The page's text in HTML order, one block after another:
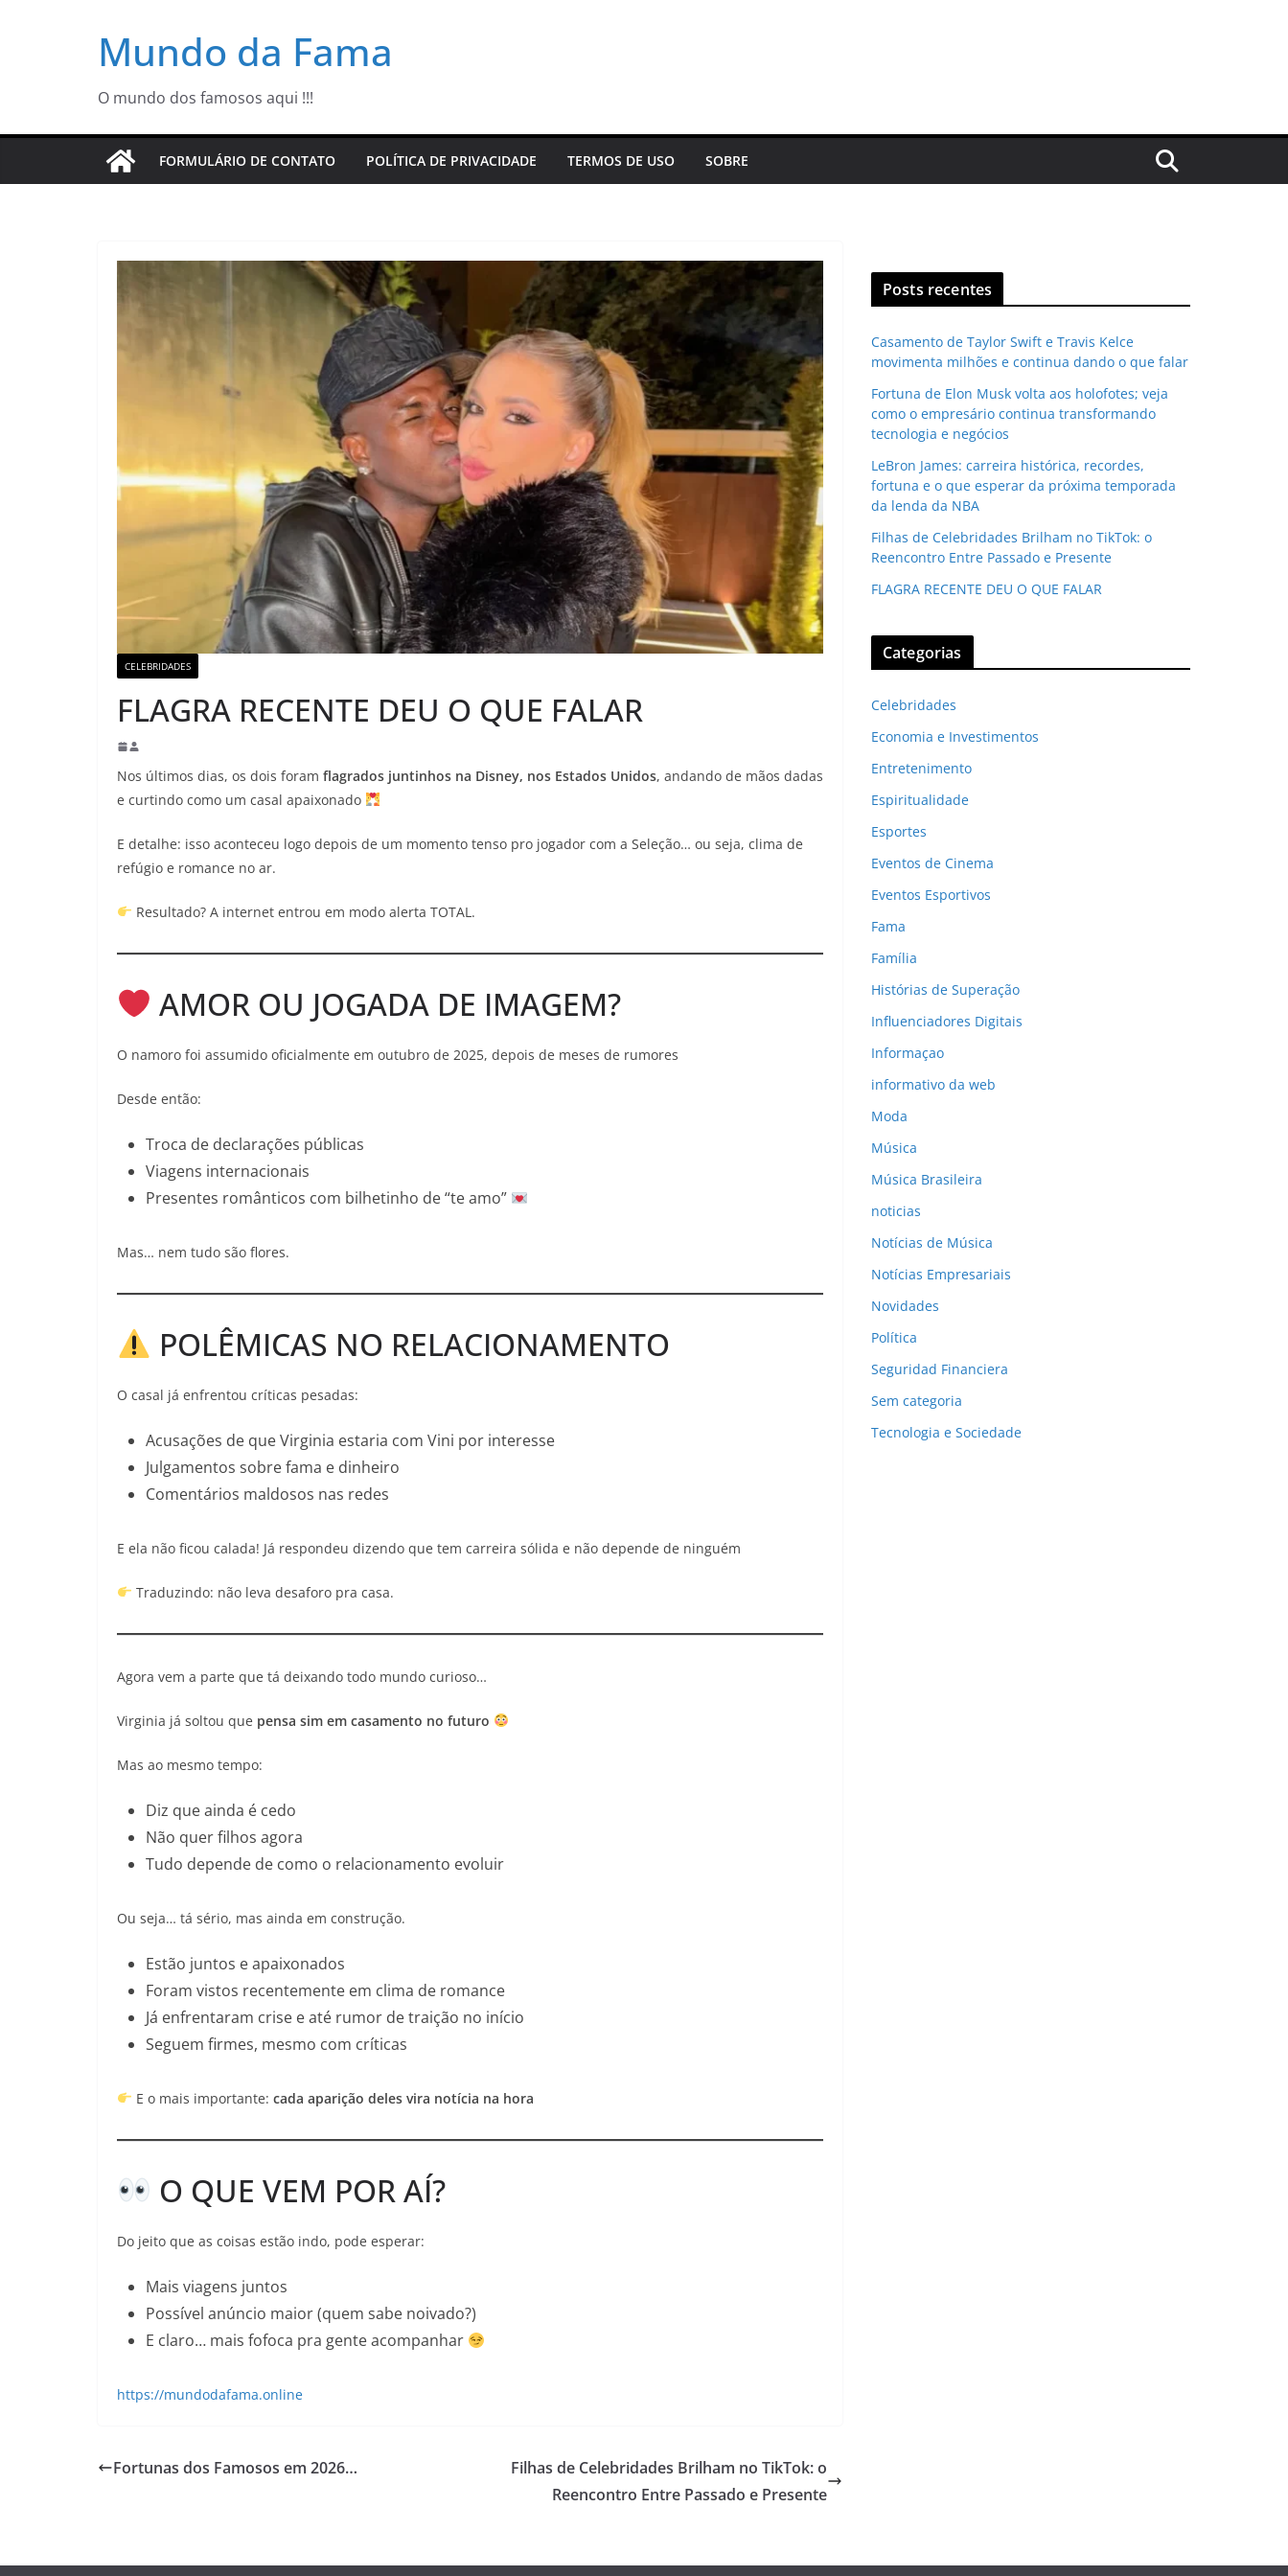
Mundo da Fama
O mundo dos famosos aqui !!!
FORMULÁRIO DE CONTATO POLÍTICA DE PRIVACIDADE TERMOS DE USO SOBRE
CELEBRIDADES
FLAGRA RECENTE DEU O QUE FALAR
Nos últimos dias, os dois foram flagrados juntinhos na Disney, nos Estados Unidos, andando de mãos dadas
e curtindo como um casal apaixonado
E detalhe: isso aconteceu logo depois de um momento tenso pro jogador com a Seleção… ou seja, clima de
refúgio e romance no ar.
Resultado? A internet entrou em modo alerta TOTAL.
AMOR OU JOGADA DE IMAGEM?
O namoro foi assumido oficialmente em outubro de 2025, depois de meses de rumores
Desde então:
Troca de declarações públicas
Viagens internacionais
Presentes românticos com bilhetinho de “te amo”
Mas… nem tudo são flores.
POLÊMICAS NO RELACIONAMENTO
O casal já enfrentou críticas pesadas:
Acusações de que Virginia estaria com Vini por interesse
Julgamentos sobre fama e dinheiro
Comentários maldosos nas redes
E ela não ficou calada! Já respondeu dizendo que tem carreira sólida e não depende de ninguém
Traduzindo: não leva desaforo pra casa.
Agora vem a parte que tá deixando todo mundo curioso…
Virginia já soltou que pensa sim em casamento no futuro
Mas ao mesmo tempo:
Diz que ainda é cedo
Não quer filhos agora
Tudo depende de como o relacionamento evoluir
Ou seja… tá sério, mas ainda em construção.
Estão juntos e apaixonados
Foram vistos recentemente em clima de romance
Já enfrentaram crise e até rumor de traição no início
Seguem firmes, mesmo com críticas
E o mais importante: cada aparição deles vira notícia na hora
O QUE VEM POR AÍ?
Do jeito que as coisas estão indo, pode esperar:
Mais viagens juntos
Possível anúncio maior (quem sabe noivado?)
E claro… mais fofoca pra gente acompanhar
https://mundodafama.online
Fortunas dos Famosos em 2026…
Filhas de Celebridades Brilham no TikTok: o
Reencontro Entre Passado e Presente
Posts recentes
Casamento de Taylor Swift e Travis Kelce
movimenta milhões e continua dando o que falar
Fortuna de Elon Musk volta aos holofotes; veja
como o empresário continua transformando
tecnologia e negócios
LeBron James: carreira histórica, recordes,
fortuna e o que esperar da próxima temporada
da lenda da NBA
Filhas de Celebridades Brilham no TikTok: o
Reencontro Entre Passado e Presente
FLAGRA RECENTE DEU O QUE FALAR
Categorias
Celebridades
Economia e Investimentos
Entretenimento
Espiritualidade
Esportes
Eventos de Cinema
Eventos Esportivos
Fama
Família
Histórias de Superação
Influenciadores Digitais
Informaçao
informativo da web
Moda
Música
Música Brasileira
noticias
Notícias de Música
Notícias Empresariais
Novidades
Política
Seguridad Financiera
Sem categoria
Tecnologia e Sociedade